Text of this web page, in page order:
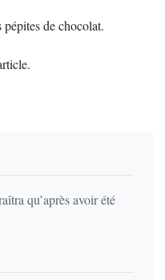
de chocolat.
qu’après avoir été